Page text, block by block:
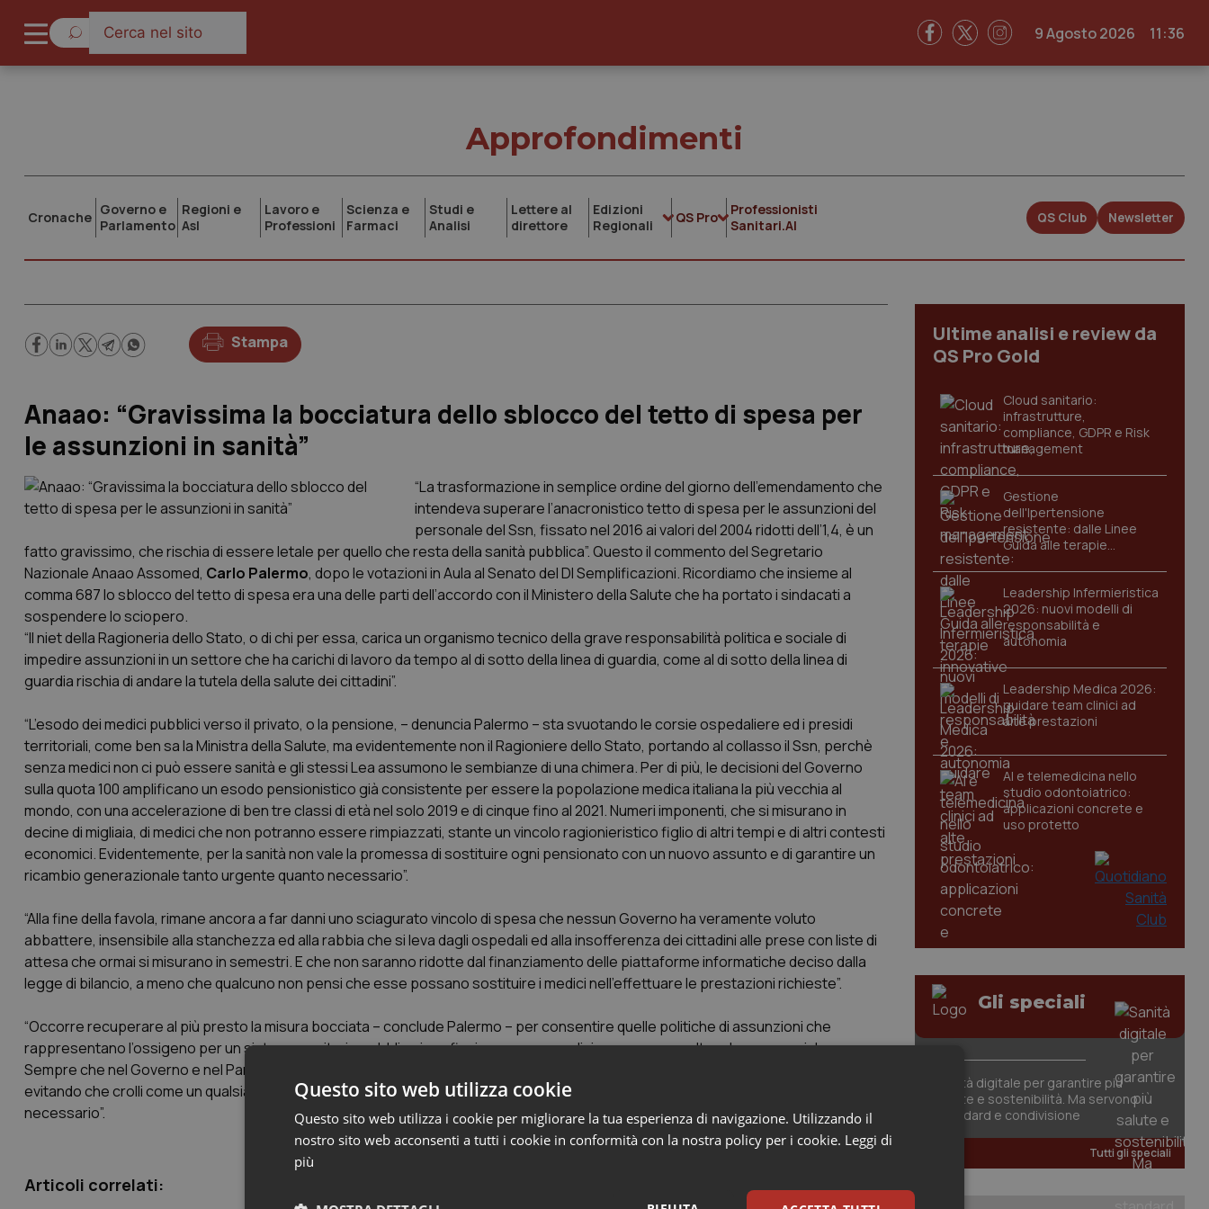
9 Agosto 2026 11:36
Approfondimenti
Cronache Governo e
Parlamento
Regioni e
Asl
Lavoro e
Professioni
Scienza e
Farmaci
Studi e
Analisi
Lettere al
direttore
Edizioni
Regionali
QS Pro
Professionisti
Sanitari.AI
QS Club Newsletter
Stampa
Anaao: “Gravissima la bocciatura dello sblocco del tetto di spesa per
le assunzioni in sanità”
“La trasformazione in semplice ordine del giorno dell’emendamento che
intendeva superare l’anacronistico tetto di spesa per le assunzioni del
personale del Ssn, fissato nel 2016 ai valori del 2004 ridotti dell’1,4, è un
fatto gravissimo, che rischia di essere letale per quello che resta della sanità pubblica”. Questo il commento del Segretario
Nazionale Anaao Assomed, Carlo Palermo, dopo le votazioni in Aula al Senato del Dl Semplificazioni. Ricordiamo che insieme al
comma 687 lo sblocco del tetto di spesa era una delle parti dell’accordo con il Ministero della Salute che ha portato i sindacati a
sospendere lo sciopero.
“Il niet della Ragioneria dello Stato, o di chi per essa, carica un organismo tecnico della grave responsabilità politica e sociale di
impedire assunzioni in un settore che ha carichi di lavoro da tempo al di sotto della linea di guardia, come al di sotto della linea di
guardia rischia di andare la tutela della salute dei cittadini”.
“L’esodo dei medici pubblici verso il privato, o la pensione, – denuncia Palermo – sta svuotando le corsie ospedaliere ed i presidi
territoriali, come ben sa la Ministra della Salute, ma evidentemente non il Ragioniere dello Stato, portando al collasso il Ssn, perchè
senza medici non ci può essere sanità e gli stessi Lea assumono le sembianze di una chimera. Per di più, le decisioni del Governo
sulla quota 100 amplificano un esodo pensionistico già consistente per essere la popolazione medica italiana la più vecchia al
mondo, con una accelerazione di ben tre classi di età nel solo 2019 e di cinque fino al 2021. Numeri imponenti, che si misurano in
decine di migliaia, di medici che non potranno essere rimpiazzati, stante un vincolo ragionieristico figlio di altri tempi e di altri contesti
economici. Evidentemente, per la sanità non vale la promessa di sostituire ogni pensionato con un nuovo assunto e di garantire un
ricambio generazionale tanto urgente quanto necessario”.
“Alla fine della favola, rimane ancora a far danni uno sciagurato vincolo di spesa che nessun Governo ha veramente voluto
abbattere, insensibile alla stanchezza ed alla rabbia che si leva dagli ospedali ed alla insofferenza dei cittadini alle prese con liste di
attesa che ormai si misurano in semestri. E che non saranno ridotte dal finanziamento delle piattaforme informatiche deciso dalla
legge di bilancio, a meno che qualcuno non pensi che esse possano sostituire i medici nell’effettuare le prestazioni richieste”.
“Occorre recuperare al più presto la misura bocciata – conclude Palermo – per consentire quelle politiche di assunzioni che
rappresentano l’ossigeno per un sistema sanitario pubblico in asfissia per carenza di risorse umane, oltre che economiche.
Sempre che nel Governo e nel Parlamento ci sia la volontà di tenere in piedi la più grande infrastruttura sociale e civile del Paese,
evitando che crolli come un qualsiasi viadotto autostradale. Noi non smetteremo nemmeno per un attimo di esigere l’impegno
necessario”.
Articoli correlati:
Ultime analisi e review da
QS Pro Gold
Cloud sanitario:
infrastrutture,
compliance, GDPR e Risk
management
Gestione
dell'Ipertensione
resistente: dalle Linee
Guida alle terapie
innovative
Leadership Infermieristica
2026: nuovi modelli di
responsabilità e
autonomia
Leadership Medica 2026:
guidare team clinici ad
alte prestazioni
AI e telemedicina nello
studio odontoiatrico:
applicazioni concrete e
uso protetto
Gli speciali
Sanità digitale per garantire più
salute e sostenibilità. Ma servono
standard e condivisione
Tutti gli speciali
Questo sito web utilizza cookie
Questo sito web utilizza i cookie per migliorare la tua esperienza di navigazione. Utilizzando il
nostro sito web acconsenti a tutti i cookie in conformità con la nostra policy per i cookie. Leggi di
più